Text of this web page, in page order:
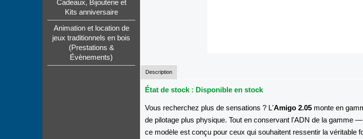
Cadeaux, Bijouterie et
Kits anniversaire
Animation et location de
jeux traditionnels en bois
(Prestations &
Évènements)
Description
État de stock : Disponible en stock
Vous recherchez plus de sensations ? L'Amigo 2.05 monte en
de pilotage plus physique. Tout en conservant l'ADN de la gamme
ce modèle est conçu pour ceux qui souhaitent ressentir la véritable